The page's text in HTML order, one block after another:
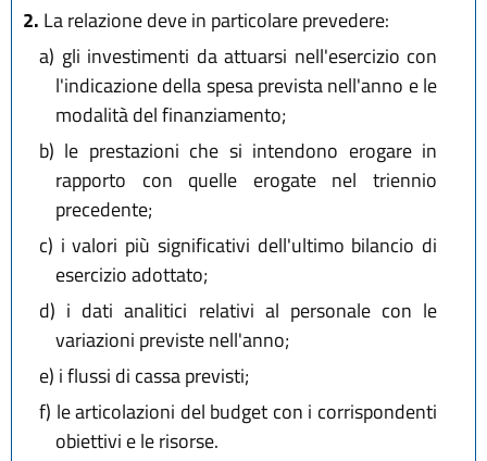
2. La relazione deve in particolare prevedere:
a) gli investimenti da attuarsi nell'esercizio con
l'indicazione della spesa prevista nell'anno e le
modalità del finanziamento;
b) le prestazioni che si intendono erogare in
rapporto con quelle erogate nel triennio
precedente;
c) i valori più significativi dell'ultimo bilancio di
esercizio adottato;
d) i dati analitici relativi al personale con le
variazioni previste nell'anno;
e) i flussi di cassa previsti;
f) le articolazioni del budget con i corrispondenti
obiettivi e le risorse.